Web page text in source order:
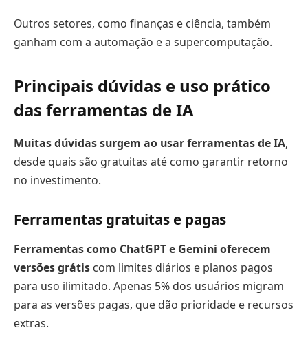
Outros setores, como finanças e ciência, também
ganham com a automação e a supercomputação.
Principais dúvidas e uso prático
das ferramentas de IA
Muitas dúvidas surgem ao usar ferramentas de IA,
desde quais são gratuitas até como garantir retorno
no investimento.
Ferramentas gratuitas e pagas
Ferramentas como ChatGPT e Gemini oferecem
versões grátis com limites diários e planos pagos
para uso ilimitado. Apenas 5% dos usuários migram
para as versões pagas, que dão prioridade e recursos
extras.